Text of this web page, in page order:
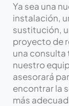
Ya sea una
instalación,
sustitución,
proyecto de
una consulta
nuestro
asesorará
encontrar la
más